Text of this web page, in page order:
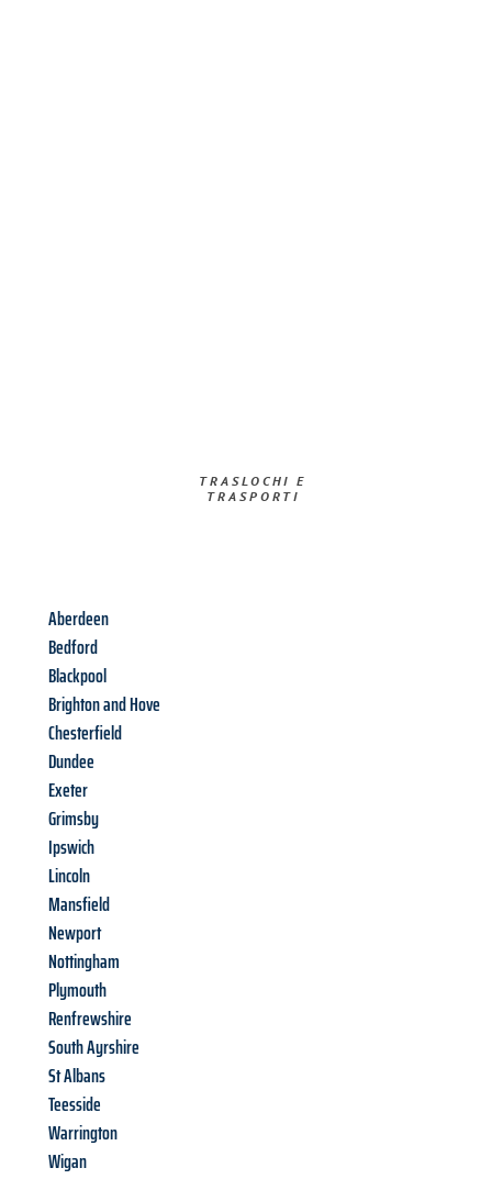
TRASLOCHI E
TRASPORTI​
Aberdeen
Bedford
Blackpool
Brighton and Hove
Chesterfield
Dundee
Exeter
Grimsby
Ipswich
Lincoln
Mansfield
Newport
Nottingham
Plymouth
Renfrewshire
South Ayrshire
St Albans
Teesside
Warrington
Wigan